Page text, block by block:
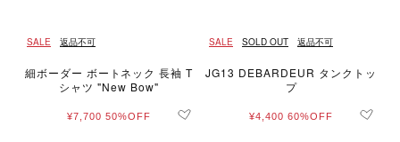
SALE 返品不可
細ボーダー ボートネック 長袖 T
シャツ "New Bow"
¥7,700 50%OFF
SALE SOLD OUT 返品不可
JG13 DEBARDEUR タンクトッ
プ
¥4,400 60%OFF